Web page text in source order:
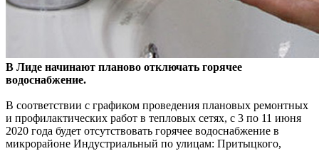
В Лиде начинают планово отключать горячее
водоснабжение.
В соответствии с графиком проведения плановых ремонтных
и профилактических работ в тепловых сетях, с 3 по 11 июня
2020 года будет отсутствовать горячее водоснабжение в
микрорайоне Индустриальный по улицам: Притыцкого,